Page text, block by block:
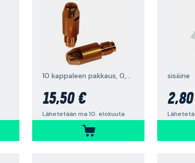
10 kappaleen pakkaus, 0,8 mm kierteelle
15,50 €
Lähetetään ma 10. elokuuta
sisäine